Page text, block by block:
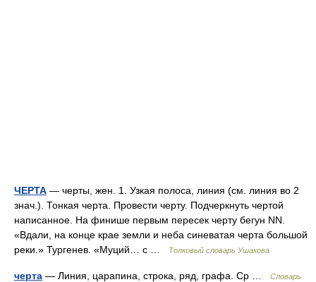
ЧЕРТА — черты, жен. 1. Узкая полоса, линия (см. линия во 2
знач.). Тонкая черта. Провести черту. Подчеркнуть чертой
написанное. На финише первым пересек черту бегун NN.
«Вдали, на конце крае земли и неба синеватая черта большой
реки.» Тургенев. «Муций… с …
Толковый словарь Ушакова
черта — Линия, царапина, строка, ряд, графа. Ср …
Словарь